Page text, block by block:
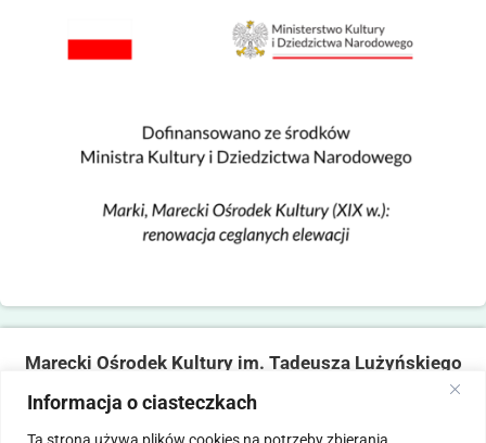
Informacja o ciasteczkach
Ta strona używa plików cookies na potrzeby zbierania
Marecki Ośrodek Kultury im. Tadeusza Lużyńskiego
ul. Fabryczna 2, 05-270 Marki
tel. 22 781 14 06,mokmarki@mokmarki.pl